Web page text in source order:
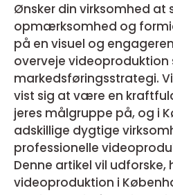
Ønsker din virksomhed at
opmærksomhed og
på en visuel og
overveje
markedsføringsstrategi.
vist sig at være en
jeres målgruppe på, og i
adskillige dygtige
professionelle
Denne artikel vil udforske,
videoproduktion i